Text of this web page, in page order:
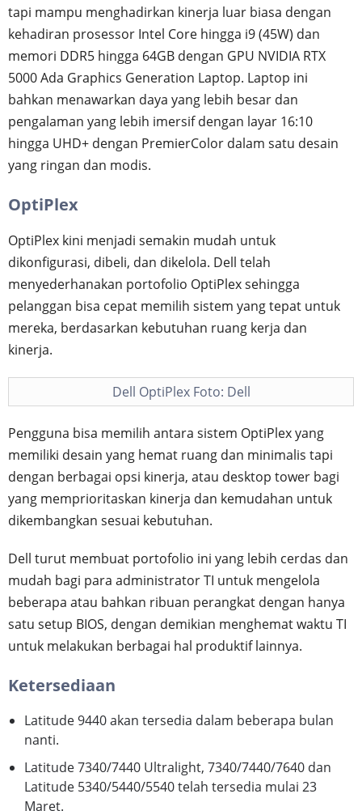
tapi mampu menghadirkan kinerja luar biasa dengan
kehadiran prosessor Intel Core hingga i9 (45W) dan
memori DDR5 hingga 64GB dengan GPU NVIDIA RTX
5000 Ada Graphics Generation Laptop. Laptop ini
bahkan menawarkan daya yang lebih besar dan
pengalaman yang lebih imersif dengan layar 16:10
hingga UHD+ dengan PremierColor dalam satu desain
yang ringan dan modis.
OptiPlex
OptiPlex kini menjadi semakin mudah untuk
dikonfigurasi, dibeli, dan dikelola. Dell telah
menyederhanakan portofolio OptiPlex sehingga
pelanggan bisa cepat memilih sistem yang tepat untuk
mereka, berdasarkan kebutuhan ruang kerja dan
kinerja.
Dell OptiPlex Foto: Dell
Pengguna bisa memilih antara sistem OptiPlex yang
memiliki desain yang hemat ruang dan minimalis tapi
dengan berbagai opsi kinerja, atau desktop tower bagi
yang memprioritaskan kinerja dan kemudahan untuk
dikembangkan sesuai kebutuhan.
Dell turut membuat portofolio ini yang lebih cerdas dan
mudah bagi para administrator TI untuk mengelola
beberapa atau bahkan ribuan perangkat dengan hanya
satu setup BIOS, dengan demikian menghemat waktu TI
untuk melakukan berbagai hal produktif lainnya.
Ketersediaan
Latitude 9440 akan tersedia dalam beberapa bulan
nanti.
Latitude 7340/7440 Ultralight, 7340/7440/7640 dan
Latitude 5340/5440/5540 telah tersedia mulai 23
Maret.